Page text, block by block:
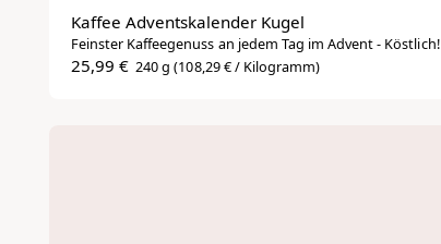
Kaffee Adventskalender Kugel
Feinster Kaffeegenuss an jedem Tag im Advent - Köstlich!
25,99 € 240 g (108,29 € / Kilogramm)